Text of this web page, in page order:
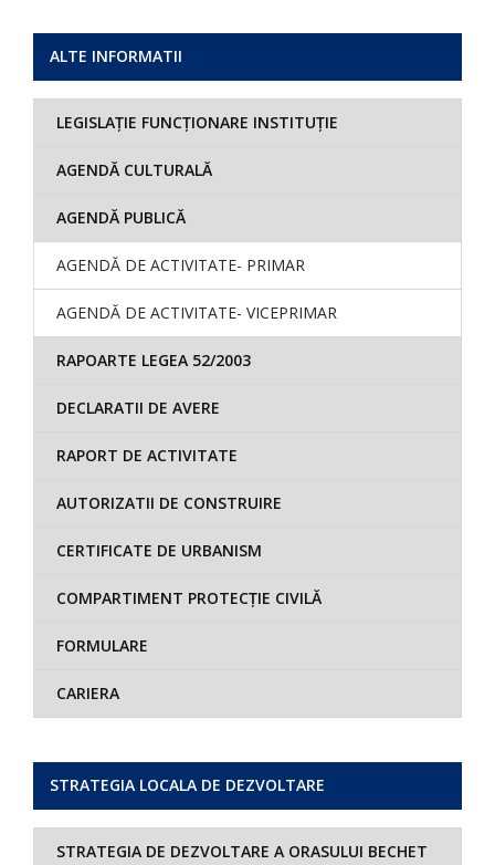
ALTE INFORMATII
LEGISLAȚIE FUNCȚIONARE INSTITUȚIE
AGENDĂ CULTURALĂ
AGENDĂ PUBLICĂ
AGENDĂ DE ACTIVITATE- PRIMAR
AGENDĂ DE ACTIVITATE- VICEPRIMAR
RAPOARTE LEGEA 52/2003
DECLARATII DE AVERE
RAPORT DE ACTIVITATE
AUTORIZATII DE CONSTRUIRE
CERTIFICATE DE URBANISM
COMPARTIMENT PROTECȚIE CIVILĂ
FORMULARE
CARIERA
STRATEGIA LOCALA DE DEZVOLTARE
STRATEGIA DE DEZVOLTARE A ORASULUI BECHET